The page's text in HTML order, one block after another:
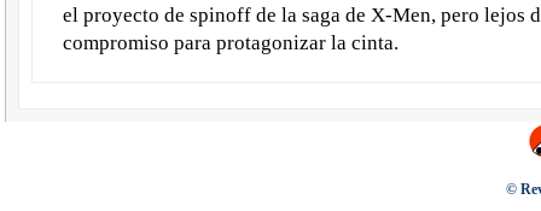
el proyecto de spinoff de la saga de X-Men, pero lejos
compromiso para protagonizar la cinta.
©